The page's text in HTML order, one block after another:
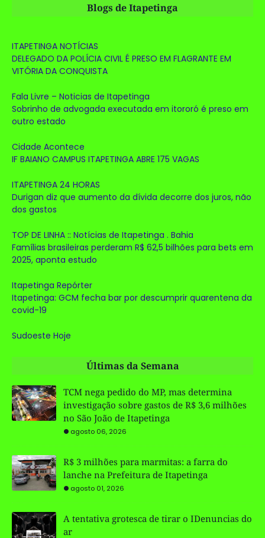
Blogs de Itapetinga
ITAPETINGA NOTÍCIAS
DELEGADO DA POLÍCIA CIVIL É PRESO EM FLAGRANTE EM
VITÓRIA DA CONQUISTA
Fala Livre – Noticias de Itapetinga
Sobrinho de advogada executada em itororó é preso em
outro estado
Cidade Acontece
IF BAIANO CAMPUS ITAPETINGA ABRE 175 VAGAS
ITAPETINGA 24 HORAS
Durigan diz que aumento da dívida decorre dos juros, não
dos gastos
TOP DE LINHA :: Notícias de Itapetinga . Bahia
Famílias brasileiras perderam R$ 62,5 bilhões para bets em
2025, aponta estudo
Itapetinga Repórter
Itapetinga: GCM fecha bar por descumprir quarentena da
covid-19
Sudoeste Hoje
Últimas da Semana
TCM nega pedido do MP, mas determina
investigação sobre gastos de R$ 3,6 milhões
no São João de Itapetinga
agosto 06, 2026
R$ 3 milhões para marmitas: a farra do
lanche na Prefeitura de Itapetinga
agosto 01, 2026
A tentativa grotesca de tirar o IDenuncias do
ar